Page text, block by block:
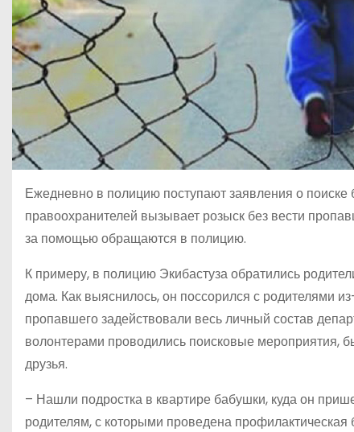
Ежедневно в полицию поступают заявления о поиске
правоохранителей вызывает розыск без вести
за помощью обращаются в полицию.
К примеру, в полицию Экибастуза обратились
дома. Как выяснилось, он поссорился с родителями
пропавшего задействовали весь личный состав
волонтерами проводились поисковые
друзья.
– Нашли подростка в квартире бабушки, куда он
родителям, с которыми проведена